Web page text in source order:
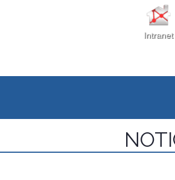
Intranet